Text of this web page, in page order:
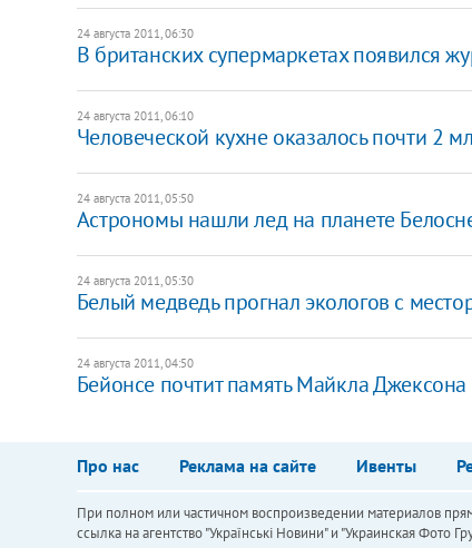
24 августа 2011, 06:30
В британских супермаркетах появился
24 августа 2011, 06:10
Человеческой кухне оказалось почти 2
24 августа 2011, 05:50
Астрономы нашли лед на планете
24 августа 2011, 05:30
Белый медведь прогнал экологов с
24 августа 2011, 04:50
Бейонсе почтит память Майкла Джексона
Про нас Реклама на сайте Ивенты
При полном или частичном воспроизведении материалов
ссылка на агентство "Українськi Новини" и "Украинская Фото